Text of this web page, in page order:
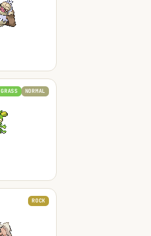
GRASS NORMAL
ROCK